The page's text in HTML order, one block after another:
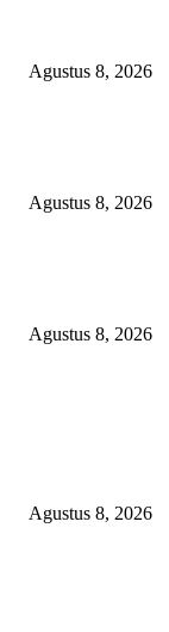
Agustus 8, 2026
Agustus 8, 2026
Agustus 8, 2026
Agustus 8, 2026